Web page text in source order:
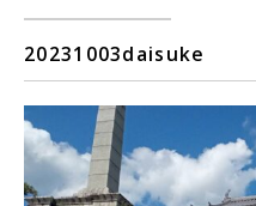
20231003daisuke